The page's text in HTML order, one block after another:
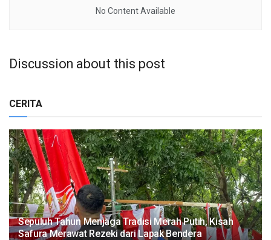
No Content Available
Discussion about this post
CERITA
Sepuluh Tahun Menjaga Tradisi Merah Putih, Kisah
Safura Merawat Rezeki dari Lapak Bendera